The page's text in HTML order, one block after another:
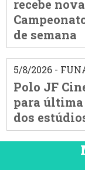
recebe
de semana
5/8/2026 -
Polo JF
para última
dos